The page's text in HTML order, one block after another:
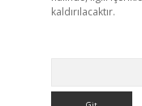
kaldırılacaktır.